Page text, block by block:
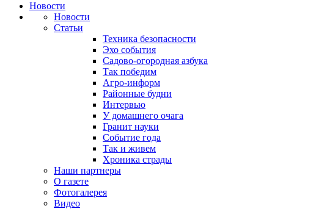
Новости
Новости
Статьи
Техника безопасности
Эхо события
Садово-огородная азбука
Так победим
Агро-информ
Районные будни
Интервью
У домашнего очага
Гранит науки
Событие года
Так и живем
Хроника страды
Наши партнеры
О газете
Фотогалерея
Видео